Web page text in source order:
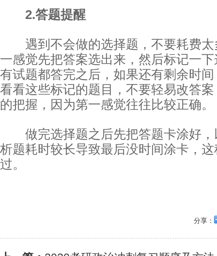
2.答题提醒
遇到不会做的选择题，不要耗费太
一感觉先把答案选出来，然后标记一
有试题都答完之后，如果还有剩余时
看看这些标记的题目，不要轻易改答
的把握，因为第一感觉往往比较正确。
做完选择题之后先把答题卡涂好，
析题耗时较长导致最后没时间涂卡，
过。
分享：